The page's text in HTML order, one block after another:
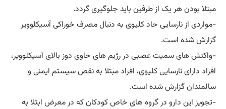
مبتلا بودن هر یک از طرفین باید جلوگیری گردد.
-مواردی از نارسایی حاد کلیوی به دنبال مصرف خوراکی آسیکلوویر
گزارش شده است.
-واکنش های سمیت عصبی در رژیم های حاوی دوز بالای آسیکلوویر،
افراد دارای نارسایی کلیوی، افراد مبتلا به نقص سیستم ایمنی و
سالمندان گزارش شده است.
-تجویز این دارو در گروه های خاص کودکان که در معرض ابتلا به